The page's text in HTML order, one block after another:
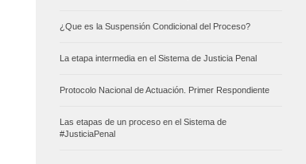
¿Que es la Suspensión Condicional del Proceso?
La etapa intermedia en el Sistema de Justicia Penal
Protocolo Nacional de Actuación. Primer Respondiente
Las etapas de un proceso en el Sistema de
#JusticiaPenal